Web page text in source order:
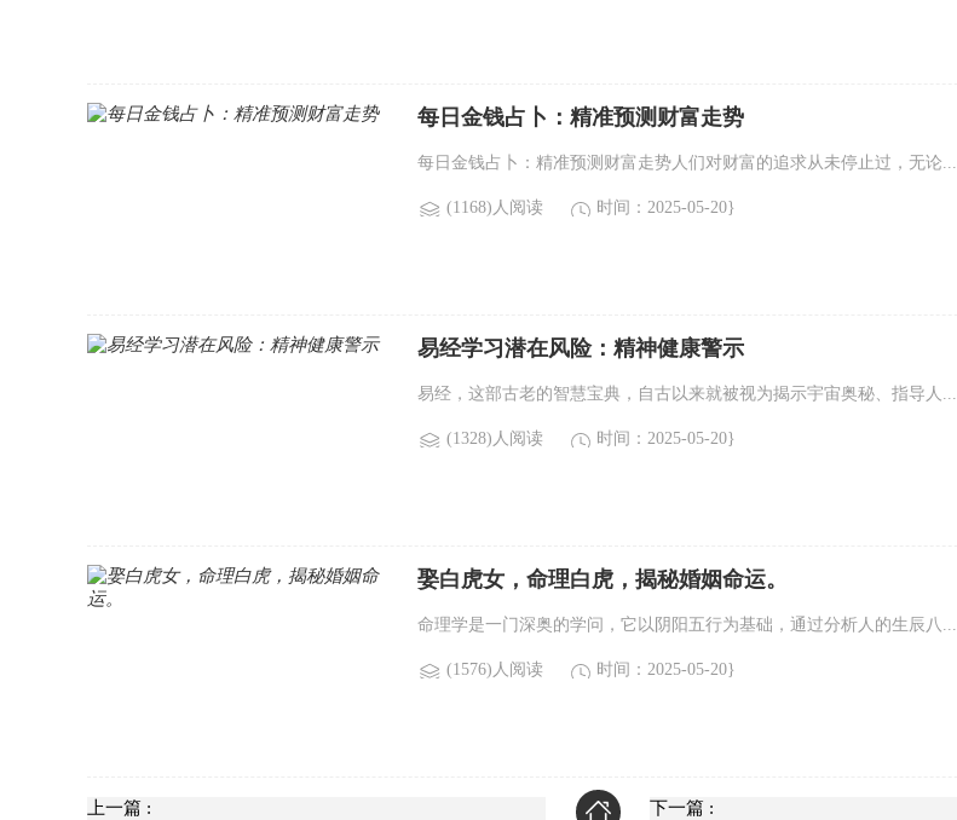
每日金钱占卜：精准预测财富走势
每日金钱占卜：精准预测财富走势人们对财富的追求从未停止过，无论...
(1168)人阅读 时间：2025-05-20}
易经学习潜在风险：精神健康警示
易经，这部古老的智慧宝典，自古以来就被视为揭示宇宙奥秘、指导人...
(1328)人阅读 时间：2025-05-20}
娶白虎女，命理白虎，揭秘婚姻命运。
命理学是一门深奥的学问，它以阴阳五行为基础，通过分析人的生辰八...
(1576)人阅读 时间：2025-05-20}
上一篇 : 下一篇 :